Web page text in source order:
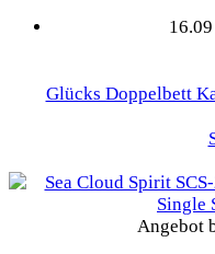
Glücks Doppelbett
Angebot